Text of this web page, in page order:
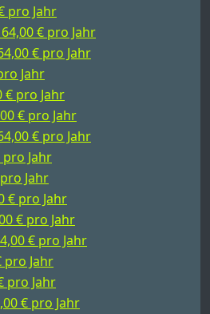
pro Jahr
€ pro Jahr
€ pro Jahr
Jahr
€ pro Jahr
€ pro Jahr
€ pro Jahr
Jahr
Jahr
€ pro Jahr
€ pro Jahr
€ pro Jahr
pro Jahr
pro Jahr
€ pro Jahr